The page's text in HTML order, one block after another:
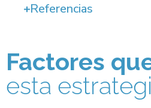
Referencias
Factores
esta